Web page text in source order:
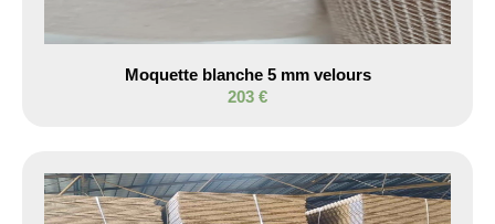
Moquette blanche 5 mm velours
203 €